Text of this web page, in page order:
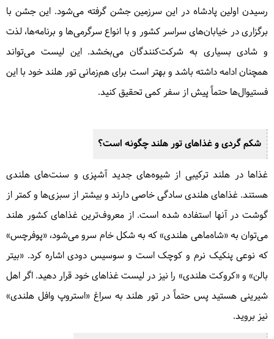
رسیدن اولین پادشاه در این سرزمین جشن گرفته می‌شود. این جشن با
برگزاری در خیابان‌های سراسر کشور و با انواع سرگرمی‌ها و برنامه‌ها، لذت
و شادی بسیاری به شرکت‌کنندگان می‌بخشد. این لیست می‌تواند
همچنان ادامه داشته باشد و بهتر است برای هم‌زمانی تور هلند خود با این
فستیوال‌ها حتماً پیش از سفر کمی تحقیق کنید.
شکم گردی و غذاهای تور هلند چگونه است؟
غذاها در هلند ترکیبی از شیوه‌های جدید آشپزی و سنت‌های هلندی
هستند. غذاهای هلندی سادگی خاصی دارند و بیشتر از سبزی‌ها و کمتر از
گوشت در آنها استفاده شده است. از معروف‌ترین غذاهای کشور هلند
می‌توان به «شاه‌ماهی هلندی» که به شکل خام سرو می‌شود، «پوفرچس»
که نوعی پنکیک نرم و کوچک است و سوسیس دودی اشاره کرد. «بیتر
بالن» و «کروکت هلندی» را نیز در لیست غذاهای خود قرار دهید. اگر اهل
شیرینی هستید پس حتماً در تور هلند به سراغ «استروپ وافل هلندی»
نیز بروید.